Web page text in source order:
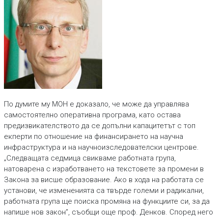
По думите му МОН е доказало, че може да управлява
самостоятелно оперативна програма, като остава
предизвикателството да се допълни капацитетът с топ
екперти по отношение на финансирането на научна
инфраструктура и на научноизследователски центрове.
„Следващата седмица свикваме работната група,
натоварена с изработването на текстовете за промени в
Закона за висше образование. Ако в хода на работата се
установи, че измененията са твърде големи и радикални,
работната група ще поиска промяна на функциите си, за да
напише нов закон”, съобщи още проф. Денков. Според него